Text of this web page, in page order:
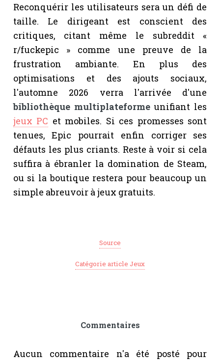
Reconquérir les utilisateurs sera un défi de
taille. Le dirigeant est conscient des
critiques, citant même le subreddit «
r/fuckepic » comme une preuve de la
frustration ambiante. En plus des
optimisations et des ajouts sociaux,
l'automne 2026 verra l'arrivée d'une
bibliothèque multiplateformeunifiant les
jeux PC et mobiles. Si ces promesses sont
tenues, Epic pourrait enfin corriger ses
défauts les plus criants. Reste à voir si cela
suffira à ébranler la domination de Steam,
ou si la boutique restera pour beaucoup un
simple abreuvoir à jeux gratuits.
Source
Catégorie article Jeux
Commentaires
Aucun commentaire n'a été posté pour